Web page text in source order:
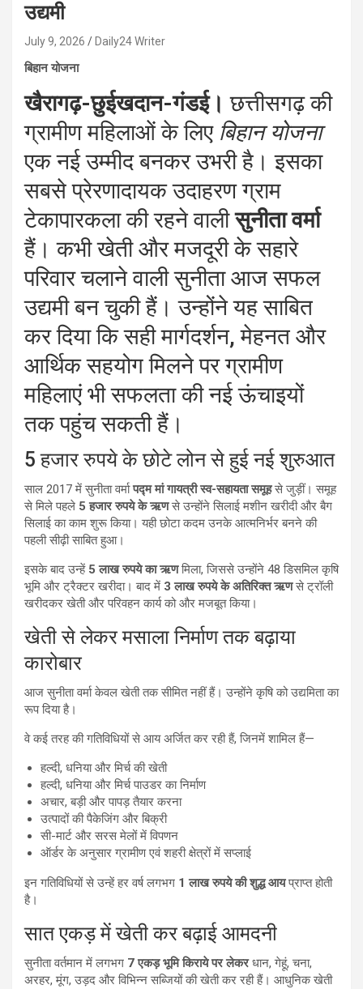
उद्यमी
July 9, 2026 Daily24 Writer
बिहान योजना
खैरागढ़-छुईखदान-गंडई। छत्तीसगढ़ की
ग्रामीण महिलाओं के लिए बिहान योजना
एक नई उम्मीद बनकर उभरी है। इसका
सबसे प्रेरणादायक उदाहरण ग्राम
टेकापारकला की रहने वालीसुनीता वर्मा
हैं। कभी खेती और मजदूरी के सहारे
परिवार चलाने वाली सुनीता आज सफल
उद्यमी बन चुकी हैं। उन्होंने यह साबित
कर दिया कि सही मार्गदर्शन, मेहनत और
आर्थिक सहयोग मिलने पर ग्रामीण
महिलाएं भी सफलता की नई ऊंचाइयों
तक पहुंच सकती हैं।
5 हजार रुपये के छोटे लोन से हुई नई शुरुआत
साल 2017 में सुनीता वर्मापद्म मां गायत्री स्व-सहायता समूहसे जुड़ीं। समूह
से मिले पहले 5 हजार रुपये के ऋणसे उन्होंने सिलाई मशीन खरीदी और बैग
सिलाई का काम शुरू किया। यही छोटा कदम उनके आत्मनिर्भर बनने की
पहली सीढ़ी साबित हुआ।
इसके बाद उन्हें 5 लाख रुपये का ऋणमिला, जिससे उन्होंने 48 डिसमिल कृषि
भूमि और ट्रैक्टर खरीदा। बाद में 3 लाख रुपये के अतिरिक्त ऋणसे ट्रॉली
खरीदकर खेती और परिवहन कार्य को और मजबूत किया।
खेती से लेकर मसाला निर्माण तक बढ़ाया
कारोबार
आज सुनीता वर्मा केवल खेती तक सीमित नहीं हैं। उन्होंने कृषि को उद्यमिता का
रूप दिया है।
वे कई तरह की गतिविधियों से आय अर्जित कर रही हैं, जिनमें शामिल हैं—
हल्दी, धनिया और मिर्च की खेती
हल्दी, धनिया और मिर्च पाउडर का निर्माण
अचार, बड़ी और पापड़ तैयार करना
उत्पादों की पैकेजिंग और बिक्री
सी-मार्ट और सरस मेलों में विपणन
ऑर्डर के अनुसार ग्रामीण एवं शहरी क्षेत्रों में सप्लाई
इन गतिविधियों से उन्हें हर वर्ष लगभग 1 लाख रुपये की शुद्ध आयप्राप्त होती
है।
सात एकड़ में खेती कर बढ़ाई आमदनी
सुनीता वर्तमान में लगभग 7 एकड़ भूमि किराये पर लेकरधान, गेहूं, चना,
अरहर, मूंग, उड़द और विभिन्न सब्जियों की खेती कर रही हैं। आधुनिक खेती